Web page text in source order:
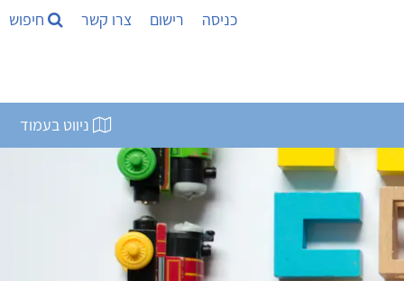
כניסה רישום צרו קשר חיפוש
ניווט בעמוד